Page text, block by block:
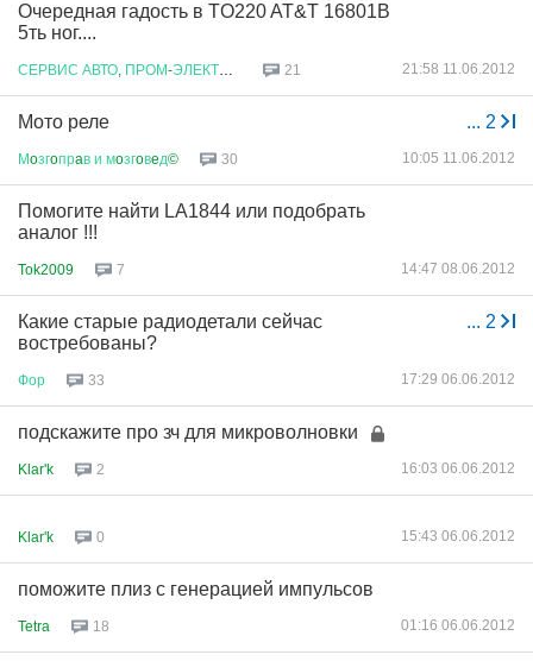
Очередная гадость в TO220 AT&T 16801B
5ть ног....
СЕРВИС АВТО ПРОМ-ЭЛЕКТРОНИКИ 21 21:58 11.06.2012
... 2
Мото реле
Мoзгoпрaв и мoзгoвeд© 30 10:05 11.06.2012
Помогите найти LA1844 или подобрать
аналог !!!
Tok2009 7 14:47 08.06.2012
... 2
Какие старые радиодетали сейчас
востребованы?
Фор 33 17:29 06.06.2012
подскажите про зч для микроволновки
Klar'k 2 16:03 06.06.2012
Klar'k 0 15:43 06.06.2012
поможите плиз с генерацией импульсов
Tetra 18 01:16 06.06.2012